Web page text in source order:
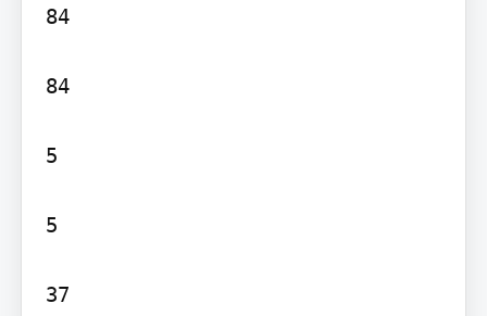
84
84
5
5